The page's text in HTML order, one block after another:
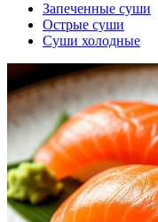
Запеченные суши
Острые суши
Суши холодные